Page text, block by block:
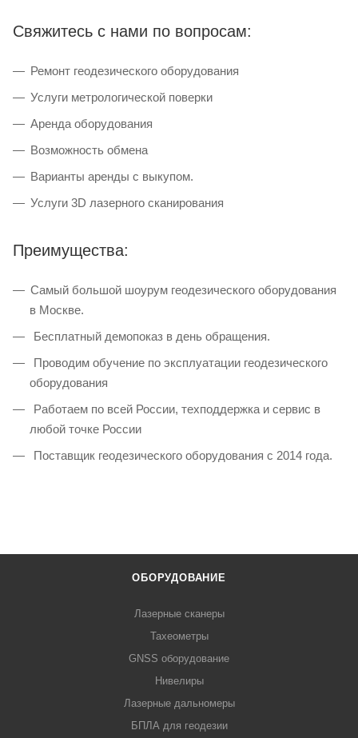
Свяжитесь с нами по вопросам:
Ремонт геодезического оборудования
Услуги метрологической поверки
Аренда оборудования
Возможность обмена
Варианты аренды с выкупом.
Услуги 3D лазерного сканирования
Преимущества:
Самый большой шоурум геодезического оборудования
в Москве.
Бесплатный демопоказ в день обращения.
Проводим обучение по эксплуатации геодезического
оборудования
Работаем по всей России, техподдержка и сервис в
любой точке России
Поставщик геодезического оборудования с 2014 года.
ОБОРУДОВАНИЕ
Лазерные сканеры
Тахеометры
GNSS оборудование
Нивелиры
Лазерные дальномеры
БПЛА для геодезии